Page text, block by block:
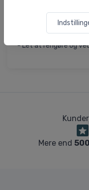
- Fremstillet af
- Justerbare
- Forstærkninger på
- Let at rengøre og
Mere end